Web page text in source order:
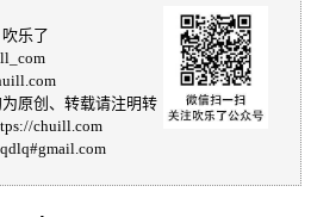
乐了
原创、转载请注明转
chuill.com